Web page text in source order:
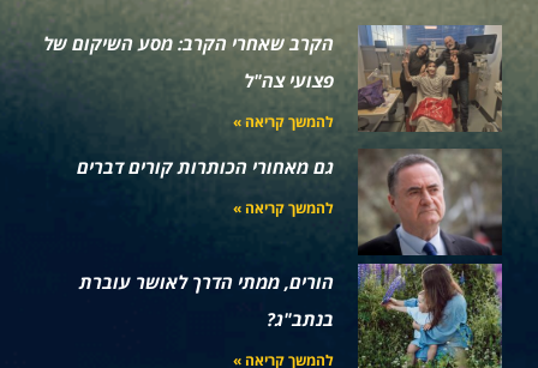
הקרב שאחרי הקרב: מסע השיקום של
פצועי צה"ל
להמשך קריאה »
גם מאחורי הכותרות קורים דברים
להמשך קריאה »
הורים, ממתי הדרך לאושר עוברת
בנתב"ג?
להמשך קריאה »